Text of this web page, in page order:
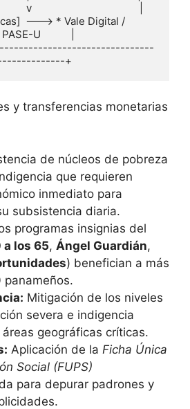
v                                       |
---> * Vale Digital /
U           |
y transferencias monetarias
de núcleos de pobreza
que requieren
inmediato para
subsistencia diaria.
programas insignias del
a los 65, Ángel Guardián,
) benefician a más
Mitigación de los niveles
severa e indigencia
geográficas críticas.
Aplicación de la Ficha Única
Social (FUPS)
para depurar padrones y